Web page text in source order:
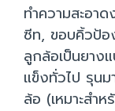
ทำความสะอา
ซีท, ขอบคิ้วป้อ
ลูกล้อเป็นยาง
แข็งทั่วไป รุน
ล้อ (เหมาะสำ